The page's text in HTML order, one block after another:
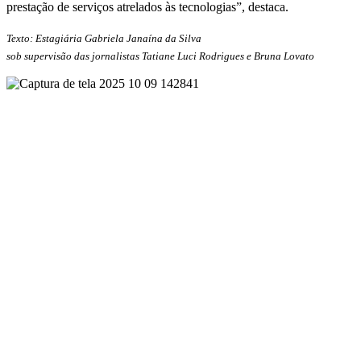
prestação de serviços atrelados às tecnologias”, destaca.
Texto: Estagiária Gabriela Janaína da Silva
sob supervisão das jornalistas Tatiane Luci Rodrigues e Bruna Lovato